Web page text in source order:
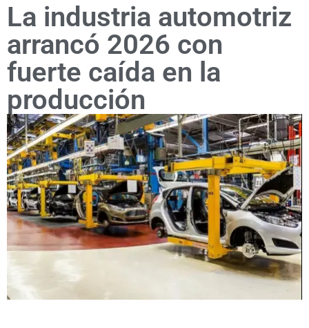
La industria automotriz
arrancó 2026 con
fuerte caída en la
producción